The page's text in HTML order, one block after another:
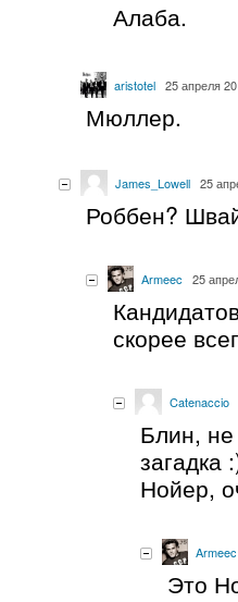
Алаба.
aristotel 25 апреля
Мюллер.
James_Lowell 25
Роббен?
Armeec 25
скорее
Catenaccio
Блин, не
загадка
Нойер,
Armeec
Это